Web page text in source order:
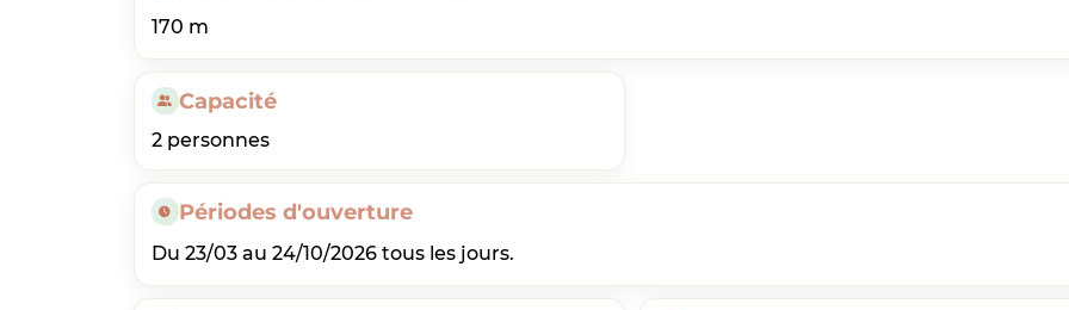
170 m
Capacité
2 personnes
Périodes d'ouverture
Du 23/03 au 24/10/2026 tous les jours.